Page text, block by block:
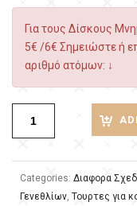
Για τους Δίσκους
5€ /6€ Σημειώστε ή
αριθμό ατόμων: ↓
Categories: Διαφορα
Γενεθλίων, Τουρτες για